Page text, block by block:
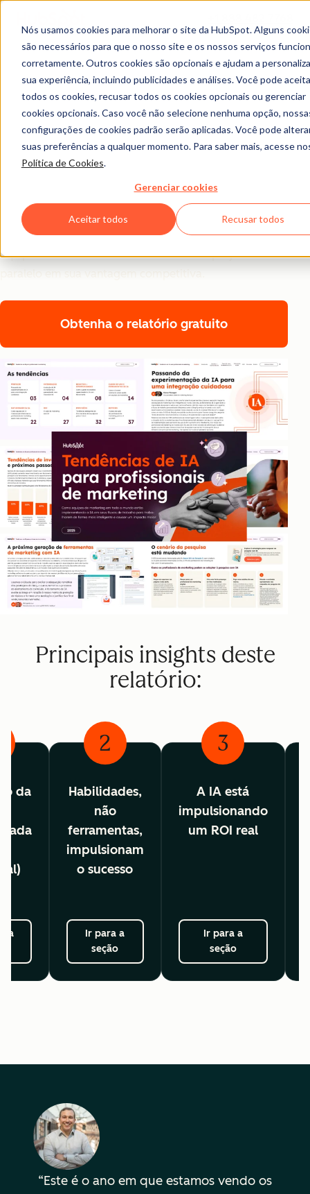
Nós usamos cookies para melhorar o site da HubSpot. Alguns
são necessários para que o nosso site e os nossos serviços
corretamente. Outros cookies são opcionais e ajudam a
sua experiência, incluindo publicidades e análises. Você pode
todos os cookies, recusar todos os cookies opcionais ou gerenciar
cookies opcionais. Caso você não selecione nenhuma opção,
configurações de cookies padrão serão aplicadas. Você pode
suas preferências a qualquer momento. Para saber mais, acesse
Política de Cookies.
Gerenciar cookies
Aceitar todos Recusar todos
2025
Tendências em IA para
profissionais de
marketing
profissionais de marketing estão usando IA para gerar
resultados. Das tendências emergentes às estratégias
de bastidores, vamos analisar como as principais
equipes estão transformando a IA de um projeto
Obtenha o relatório gratuito
Principais insights deste
relatório:
da
a
2
Habilidades,
não
ferramentas,
impulsionam
o sucesso
Ir para a
seção
3
A IA está
impulsionando
um ROI real
Ir para a
seção
Este é o ano em que estamos vendo os